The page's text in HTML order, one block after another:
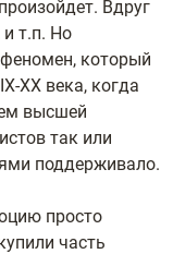
Вдруг
и т.п. Но
который
XX века, когда
высшей
так или
поддерживало.
просто
часть